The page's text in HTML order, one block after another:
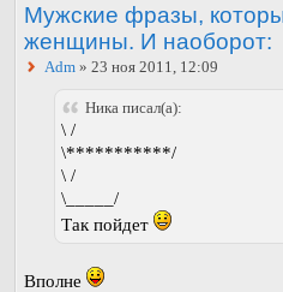
Мужские фразы,
женщины. И наоборот:
Adm » 23 ноя 2011, 12:09
Ника писал(а):
\ /
\***********/
\ /
\_____/
Так пойдет
Вполне